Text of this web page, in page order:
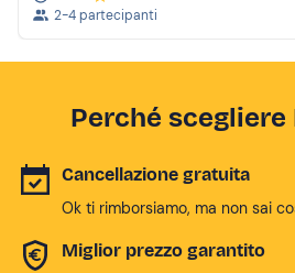
2-4 partecipanti
Perché scegliere
Cancellazione gratuita
Ok ti rimborsiamo, ma non sai
Miglior prezzo garantito